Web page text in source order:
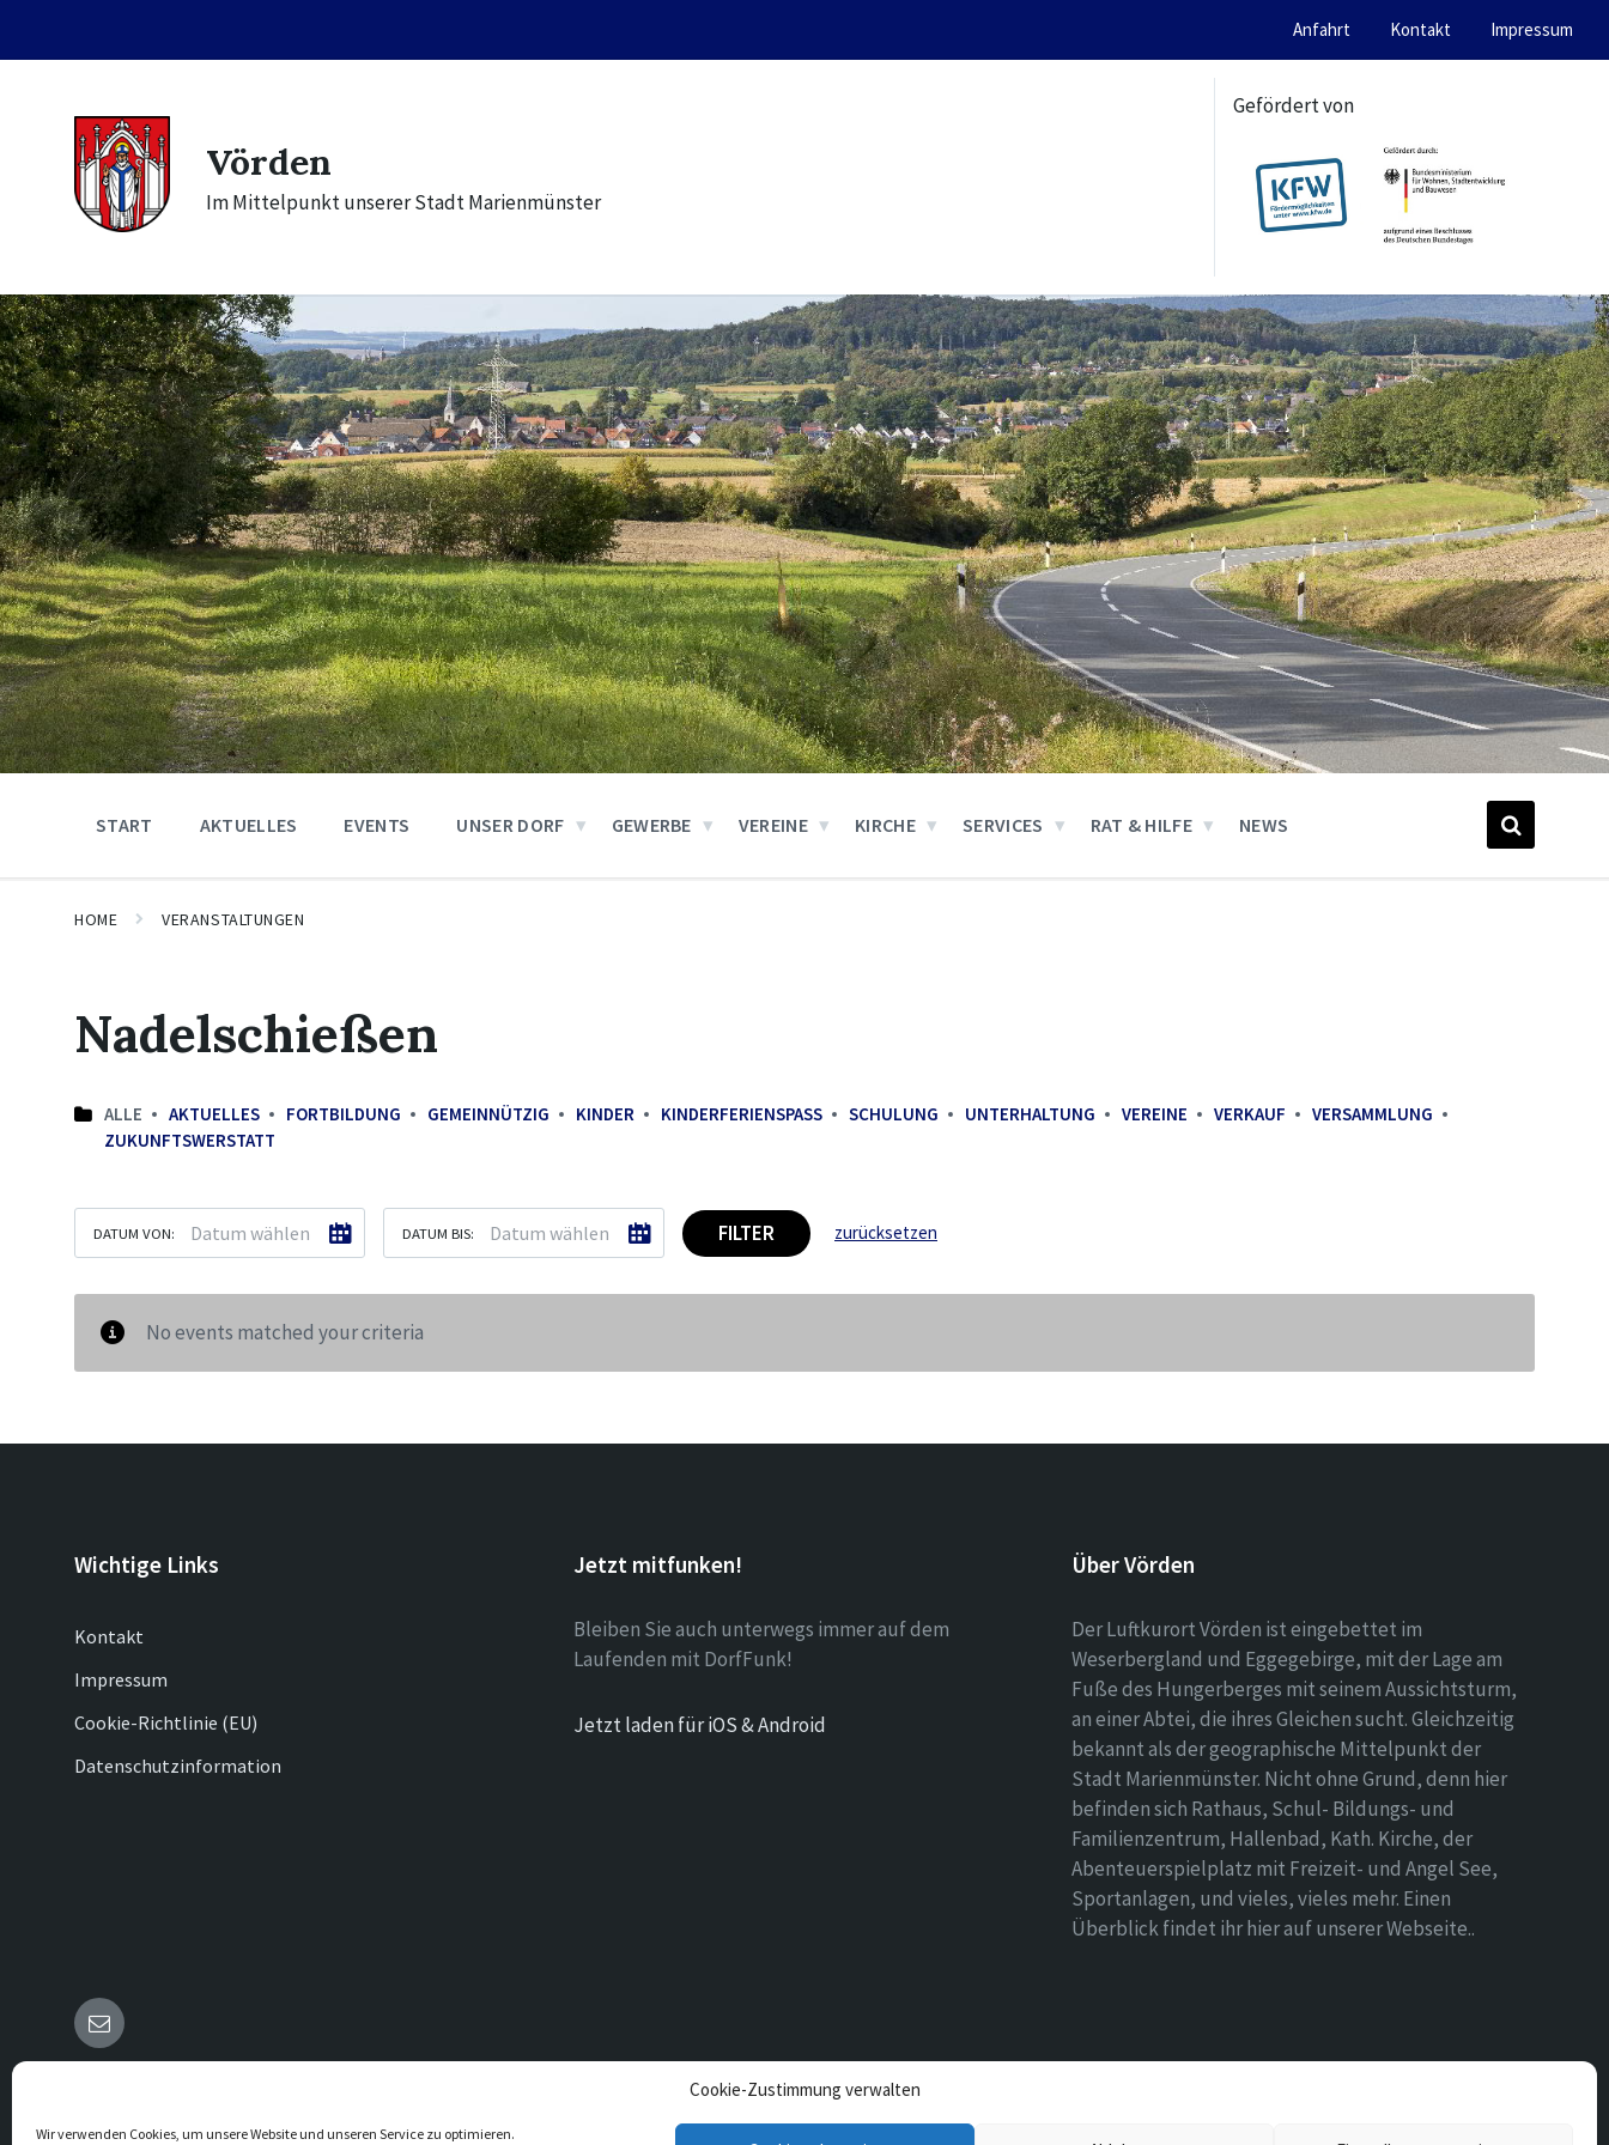
Cookie-Zustimmung verwalten
Wir verwenden Cookies, um unsere Website und unseren Service zu optimieren.
content
main
footer
Anfahrt Kontakt Impressum
Vörden
Im Mittelpunkt unserer Stadt Marienmünster
Gefördert von
START AKTUELLES EVENTS UNSER DORF GEWERBE VEREINE KIRCHE SERVICES RAT & HILFE NEWS
HOME VERANSTALTUNGEN
Nadelschießen
ALLE AKTUELLES FORTBILDUNG GEMEINNÜTZIG KINDER KINDERFERIENSPASS SCHULUNG UNTERHALTUNG VEREINE VERKAUF
VERSAMMLUNG
ZUKUNFTSWERSTATT
DATUM VON: DATUM BIS: FILTER zurücksetzen
No events matched your criteria
Wichtige Links
Kontakt
Impressum
Cookie-Richtlinie (EU)
Datenschutzinformation
Jetzt mitfunken!
Bleiben Sie auch unterwegs immer auf dem
Laufenden mit DorfFunk!
Jetzt laden für iOS & Android
Über Vörden
Der Luftkurort Vörden ist eingebettet im
Weserbergland und Eggegebirge, mit der Lage am
Fuße des Hungerberges mit seinem Aussichtsturm,
an einer Abtei, die ihres Gleichen sucht. Gleichzeitig
bekannt als der geographische Mittelpunkt der
Stadt Marienmünster. Nicht ohne Grund, denn hier
befinden sich Rathaus, Schul- Bildungs- und
Familienzentrum, Hallenbad, Kath. Kirche, der
Abenteuerspielplatz mit Freizeit- und Angel See,
Sportanlagen, und vieles, vieles mehr. Einen
Überblick findet ihr hier auf unserer Webseite..
E-